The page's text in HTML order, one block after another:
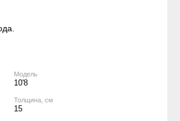
Модель
10'8
Толщина, см
15